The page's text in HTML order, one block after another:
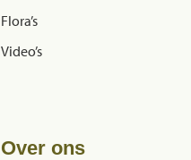
Flora’s
Video’s
Over ons